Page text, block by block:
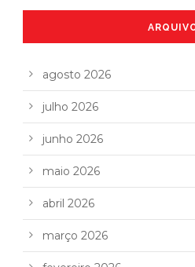
agosto 2026
julho 2026
junho 2026
maio 2026
abril 2026
março 2026